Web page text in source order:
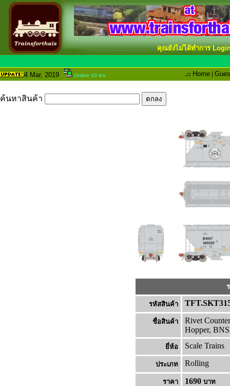
คุณยังไม่ได้ทำการ
4 Mar, 2019 Online 43 คน .:: Home |
ค้นหาสินค้า
รหัสสินค้า
ชื่อสินค้า
Rivet
Hopper,
ยี่ห้อ Scale Trains
ประเภท Rolling
ราคา 1690 บาท